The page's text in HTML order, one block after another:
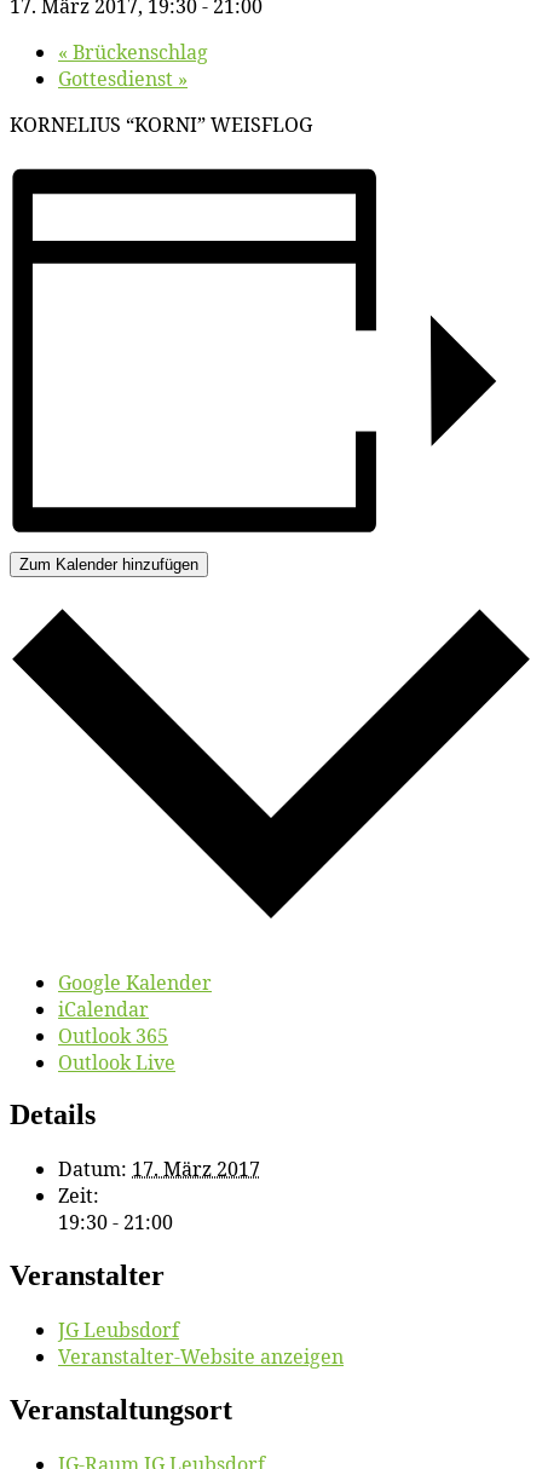
17. März 2017, 19:30- 21:00
« Brü­cken­schlag
Got­tes­dienst »
KORNELIUS “KORNI” WEISFLOG
Zum Kalender hinzufügen
Google Kalender
iCalendar
Outlook 365
Outlook Live
Details
Datum: 17. März 2017
Zeit:
19:30 - 21:00
Veranstalter
JG Leubs­dorf
Veranstalter-Website anzeigen
Veranstaltungsort